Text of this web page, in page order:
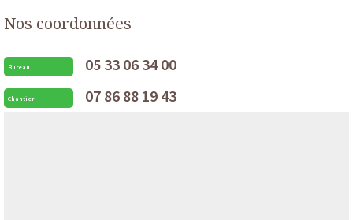
Nos coordonnées
Bureau 05 33 06 34 00
Chantier 07 86 88 19 43